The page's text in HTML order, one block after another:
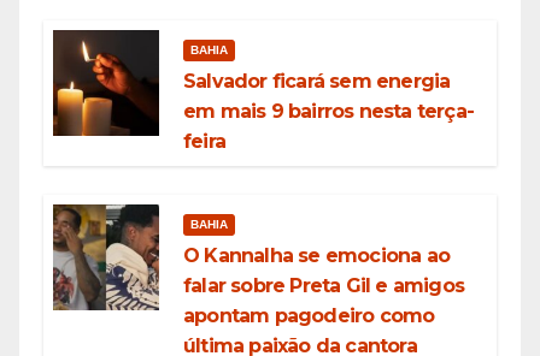
BAHIA
Salvador ficará sem energia
em mais 9 bairros nesta terça-
feira
BAHIA
O Kannalha se emociona ao
falar sobre Preta Gil e amigos
apontam pagodeiro como
última paixão da cantora